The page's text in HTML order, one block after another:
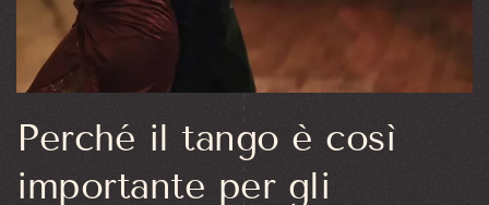
Perché il tango è così
importante per gli